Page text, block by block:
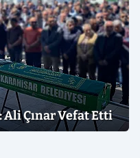
Ali Çınar Vefat Etti